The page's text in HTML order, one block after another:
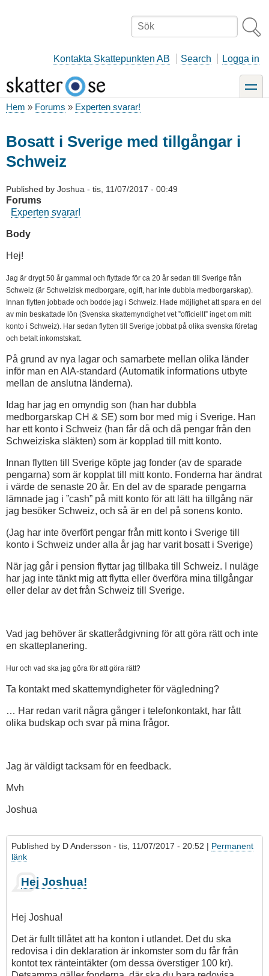
Sök
Kontakta Skattepunkten AB Search Logga in
toggle
Hem Forums Experten svarar!
Bosatt i Sverige med tillgångar i
Schweiz
Published by Joshua - tis, 11/07/2017 - 00:49
Forums
Experten svarar!
Body
Hej!
Jag är drygt 50 år gammal och flyttade för ca 20 år sedan till Sverige från
Schweiz (är Schweizisk medborgare, ogift, har inte dubbla medborgarskap).
Innan flytten jobbade och bodde jag i Schweiz. Hade möjlighet att spara en del
av min beskattade lön (Svenska skattemyndighet vet ”officiellt” inget om mitt
konto i Schweiz). Har sedan flytten till Sverige jobbat på olika svenska företag
och betalt inkomstskatt.
På grund av nya lagar och samarbete mellan olika länder
inför man en AIA-standard (Automatik informations utbyte
mellan de anslutna länderna).
Idag har jag en omyndig son (han har dubbla
medborgarskap CH & SE) som bor med mig i Sverige. Han
har ett konto i Schweiz (han får då och då pengar från den
Schweiziska släkten) som är kopplad till mitt konto.
Innan flytten till Sverige köpte jag fonder (av de sparade
pengarna) som är kopplat till mitt konto. Fonderna har ändrat
i värde de senaste 20 år. En del av de sparade pengarna
lämnade jag i ”cash” på mitt konto för att lätt ha tillgång när
jag besöker Schweiz, och så är en del på sonens konto.
(Jag har inte överfört pengar från mitt konto i Sverige till
konto i Schweiz under alla år jag har varit bosatt i Sverige)
När jag går i pension flyttar jag tillbaka till Schweiz. I nuläge
har jag inte tänkt mig att flytta eller överföra mina tillgångar
eller delar av det från Schweiz till Sverige.
Vad jag behöver är skatterådgivning för att göra rätt och inte
en skatteplanering.
Hur och vad ska jag göra för att göra rätt?
Ta kontakt med skattemyndigheter för vägledning?
… Har redan varit några gånger i telefonkontakt, har fått
olika budskap och svar på mina frågor.
Jag är väldigt tacksam för en feedback.
Mvh
Joshua
Published by D Andersson - tis, 11/07/2017 - 20:52 | Permanent
länk
Hej Joshua!
Hej Joshua!
Det är fullt tillåtet att ha konton i utlandet. Det du ska
redovisa i din deklaration är inkomster som du får från
kontot tex ränteintäkter (om dessa överstiger 100 kr).